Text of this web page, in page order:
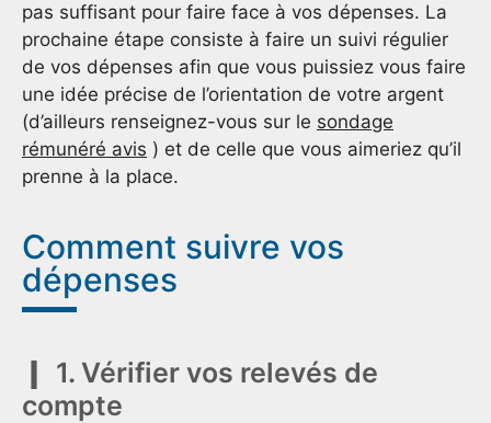
pas suffisant pour faire face à vos dépenses. La
prochaine étape consiste à faire un suivi régulier
de vos dépenses afin que vous puissiez vous faire
une idée précise de l’orientation de votre argent
(d’ailleurs renseignez-vous sur le sondage
rémunéré avis ) et de celle que vous aimeriez qu’il
prenne à la place.
Comment suivre vos
dépenses
1. Vérifier vos relevés de
compte